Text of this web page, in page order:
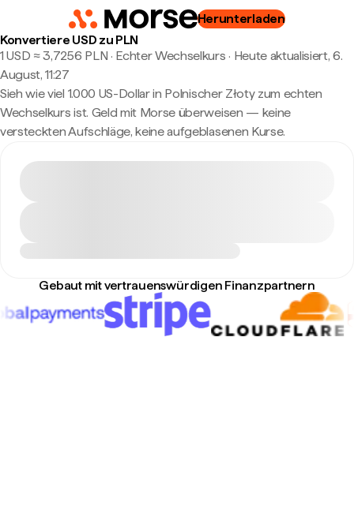
Herunterladen
Konvertiere USD zu PLN
1 USD ≈ 3,7256 PLN · Echter Wechselkurs · Heute aktualisiert, 6.
August, 11:27
Sieh wie viel 1.000 US-Dollar in Polnischer Złoty zum echten
Wechselkurs ist. Geld mit Morse überweisen — keine
versteckten Aufschläge, keine aufgeblasenen Kurse.
Gebaut mit vertrauenswürdigen Finanzpartnern